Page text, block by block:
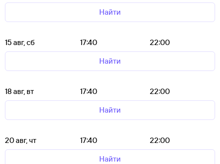
Найти
15 авг, сб 17:40
22:00
Найти
18 авг, вт 17:40
22:00
Найти
20 авг, чт 17:40
22:00
Найти